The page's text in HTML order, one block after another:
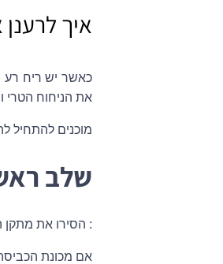
איך
כאשר יש ריח רע
את הניחוח הטרי
מוכנים להתחיל
שלב
: הסירו את מתקן
אם מכונת